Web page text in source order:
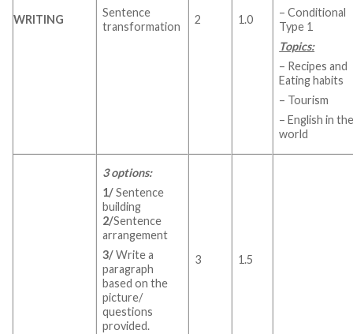
WRITING
Sentence
transformation
2 1.0
– Conditional
Type 1
Topics:
– Recipes and
Eating habits
– Tourism
– English in
world
3 options:
1/Sentence
building
2/Sentence
arrangement
3/Write a
paragraph
based on the
picture/
questions
provided.
3 1.5